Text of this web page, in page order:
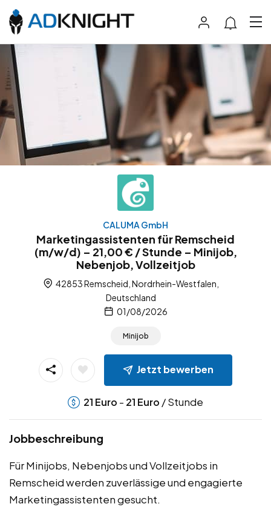
CALUMA GmbH
Marketingassistenten für Remscheid
(m/w/d) – 21,00 € / Stunde – Minijob,
Nebenjob, Vollzeitjob
42853 Remscheid, Nordrhein-Westfalen,
Deutschland
01/08/2026
Minijob
Jetzt bewerben
21 Euro - 21 Euro / Stunde
Jobbeschreibung
Für Minijobs, Nebenjobs und Vollzeitjobs in
Remscheid werden zuverlässige und engagierte
Marketingassistenten gesucht.